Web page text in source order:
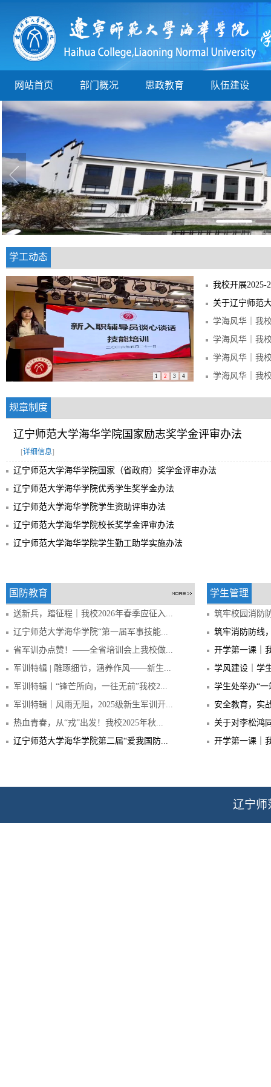
网站首页 部门概况 思政教育 队伍建设
学工动态
1 2 3 4
规章制度
辽宁师范大学海华学院国家励志奖学金评审办法
[详细信息]
辽宁师范大学海华学院国家（省政府）奖学金评审办法
辽宁师范大学海华学院优秀学生奖学金办法
辽宁师范大学海华学院学生资助评审办法
辽宁师范大学海华学院校长奖学金评审办法
辽宁师范大学海华学院学生勤工助学实施办法
国防教育
送新兵，踏征程｜我校2026年春季应征入...
辽宁师范大学海华学院“第一届军事技能...
省军训办点赞！——全省培训会上我校做...
军训特辑 | 雕琢细节，涵养作风——新生...
军训特辑丨“锋芒所向，一往无前”我校2...
军训特辑｜风雨无阻，2025级新生军训开...
热血青春，从“戎”出发！我校2025年秋...
辽宁师范大学海华学院第二届“爱我国防...
学生管理
筑牢校园消防
筑牢消防防线
开学第一课｜
学风建设｜学
学生处举办“
安全教育，实
关于对李松鸿
开学第一课｜
辽宁师